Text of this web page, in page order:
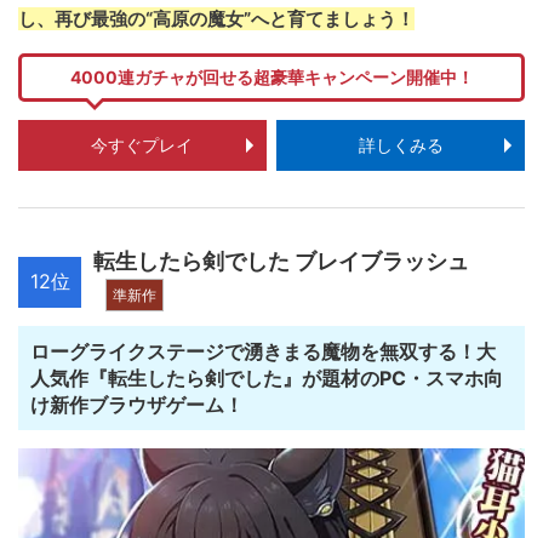
し、再び最強の“高原の魔女”へと育てましょう！
4000連ガチャが回せる超豪華キャンペーン開催中！
今すぐプレイ 詳しくみる
12位
転生したら剣でした ブレイブラッシュ
準新作
ローグライクステージで湧きまる魔物を無双する！大
人気作『転生したら剣でした』が題材のPC・スマホ向
け新作ブラウザゲーム！